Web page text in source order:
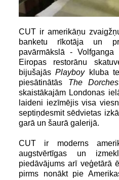
CUT ir amerikāņu
banketu rīkotāja un
pavārmākslā -
Eiropas restorānu
bijušajāsPlayboykluba
piesātinātās The
skaistākajām Londonas
laideni iezīmējis visa
septiņdesmit sēdvietas
garā un šaurā galerijā.
CUT ir moderns
augstvērtīgas un
piedāvājums arī veģetārā
pirms nonākt pie